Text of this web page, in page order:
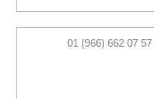
01 (966) 662 07 57